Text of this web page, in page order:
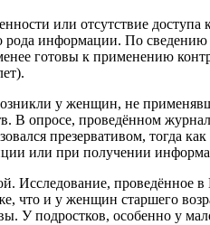
или отсутствие
информации. По
готовы к применению
у женщин, не
В опросе, проведённом
презервативом, тогда
или при получении
Исследование,
что и у женщин старшего
У подростков, особенно у